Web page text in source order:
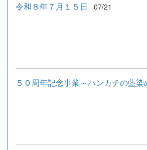
令和８年７月１５日 07/21
５０周年記念事業～ハンカチの藍染